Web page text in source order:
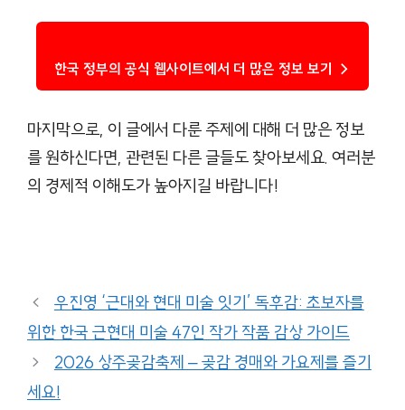
한국 정부의 공식 웹사이트에서 더 많은 정보 보기 →
마지막으로, 이 글에서 다룬 주제에 대해 더 많은 정보
를 원하신다면, 관련된 다른 글들도 찾아보세요. 여러분
의 경제적 이해도가 높아지길 바랍니다!
우진영 ‘근대와 현대 미술 잇기’ 독후감: 초보자를
위한 한국 근현대 미술 47인 작가 작품 감상 가이드
2026 상주곶감축제 – 곶감 경매와 가요제를 즐기
세요!